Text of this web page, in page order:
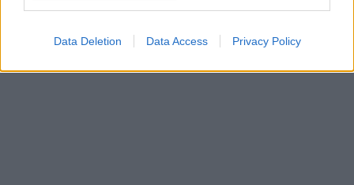
Data Deletion Data Access Privacy Policy